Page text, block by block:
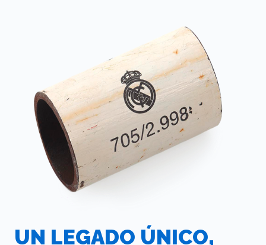
UN LEGADO ÚNICO,